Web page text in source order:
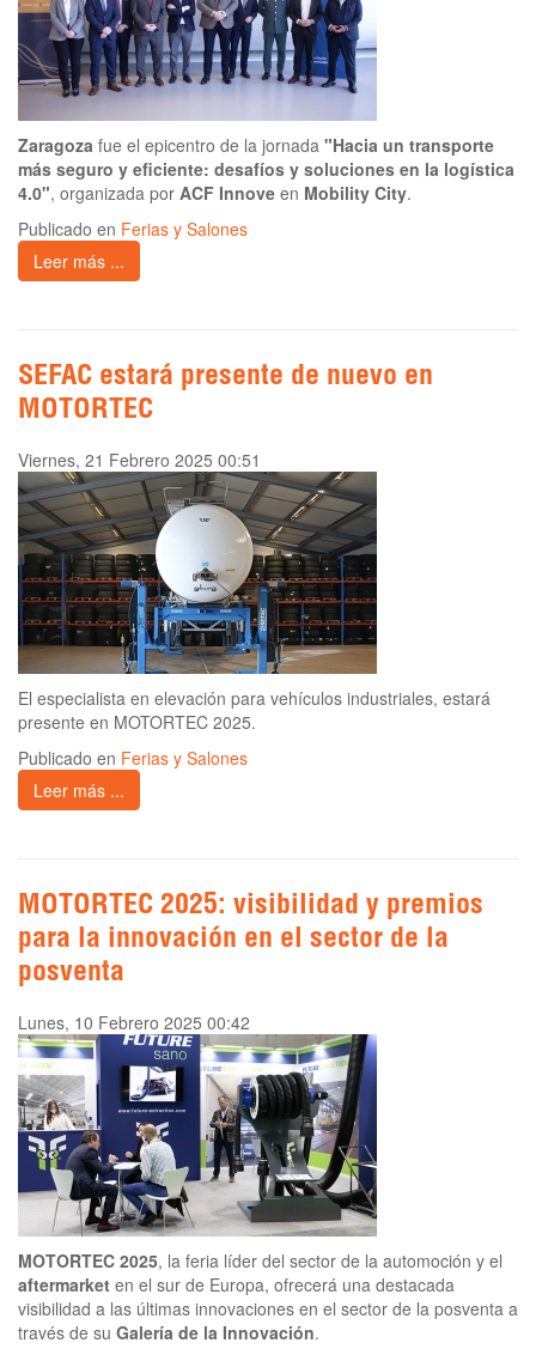
Zaragoza fue el epicentro de la jornada "Hacia un transporte
más seguro y eficiente: desafíos y soluciones en la logística
4.0", organizada por ACF Innove en Mobility City.
Publicado en Ferias y Salones
Leer más ...
SEFAC estará presente de nuevo en
MOTORTEC
Viernes, 21 Febrero 2025 00:51
El especialista en elevación para vehículos industriales, estará
presente en MOTORTEC 2025.
Publicado en Ferias y Salones
Leer más ...
MOTORTEC 2025: visibilidad y premios
para la innovación en el sector de la
posventa
Lunes, 10 Febrero 2025 00:42
MOTORTEC 2025, la feria líder del sector de la automoción y el
aftermarket en el sur de Europa, ofrecerá una destacada
visibilidad a las últimas innovaciones en el sector de la posventa a
través de su Galería de la Innovación.